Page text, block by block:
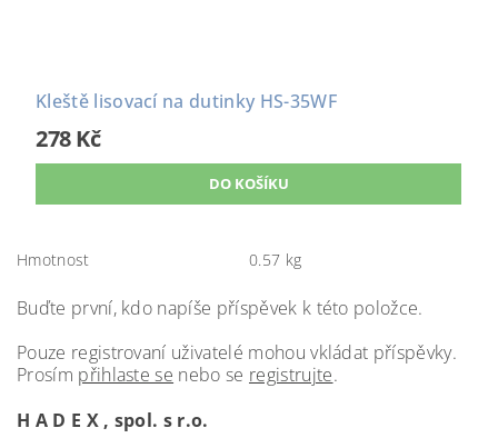
Kleště lisovací na dutinky HS-35WF
278 Kč
Hmotnost 0.57 kg
Buďte první, kdo napíše příspěvek k této položce.
Pouze registrovaní uživatelé mohou vkládat příspěvky.
Prosím přihlaste se nebo se registrujte.
H A D E X , spol. s r.o.